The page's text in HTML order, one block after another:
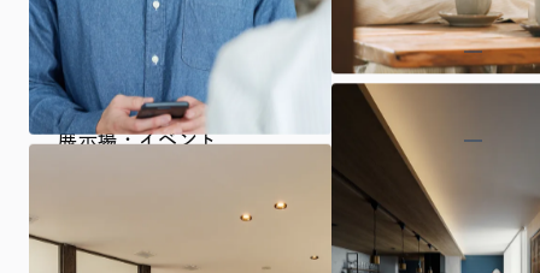
ARCHIの家づくり
展示場・イベント